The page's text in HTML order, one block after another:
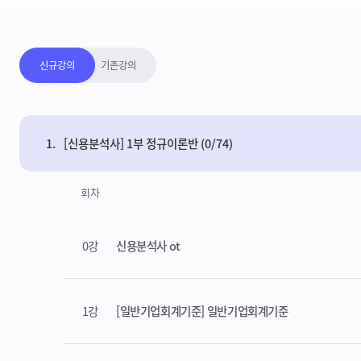
강의보기목록
신규강의 기존강의
1. [신용분석사] 1부 정규이론반 (0/74)
회차
0강 신용분석사 ot
1강 [일반기업회계기준] 일반기업회계기준